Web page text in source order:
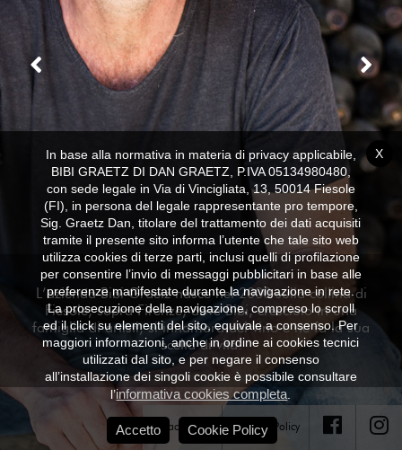
In base alla normativa in materia di privacy applicabile,
BIBI GRAETZ DI DAN GRAETZ, P.IVA 05134980480,
con sede legale in Via di Vincigliata, 13, 50014 Fiesole
(FI), in persona del legale rappresentante pro tempore,
Sig. Graetz Dan, titolare del trattamento dei dati acquisiti
tramite il presente sito informa l’utente che tale sito web
utilizza cookies di terze parti, inclusi quelli di profilazione
per consentire l’invio di messaggi pubblicitari in base alle
preferenze manifestate durante la navigazione in rete.
La prosecuzione della navigazione, compreso lo scroll
ed il click su elementi del sito, equivale a consenso. Per
maggiori informazioni, anche in ordine ai cookies tecnici
utilizzati dal sito, e per negare il consenso
all’installazione dei singoli cookie è possibile consultare
l’informativa cookies completa
Accetto Cookie Policy
X
L’azienda Bibi Graetz nasce nel 2000 sulla collina di
Fiesole, sopra Firenze, dove Bibi, cresciuto in una
famiglia di artisti, si innamora del vino e ne fa la sua
scelta di vita.
Privacy Policy Cookies Policy